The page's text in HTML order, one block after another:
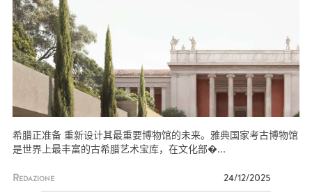
希腊正准备 重新设计其最重要博物馆的未来。雅典国家考古博物馆
是世界上最丰富的古希腊艺术宝库，在文化部�...
Redazione 24/12/2025